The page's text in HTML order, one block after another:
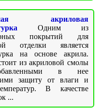
акриловая
Одним из
покрытий для
отделки является
на основе акрила.
из акриловой смолы
в нее
защиту от влаги и
В качестве
...